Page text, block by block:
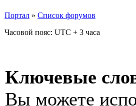
Портал » Список форумов
Часовой пояс: UTC + 3 часа
Ключевые
Вы можете